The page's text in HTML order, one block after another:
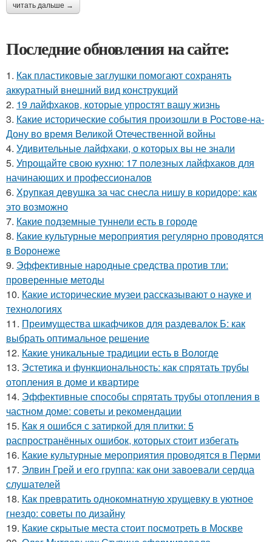
читать дальше →
Последние обновления на сайте:
1. Как пластиковые заглушки помогают сохранять
аккуратный внешний вид конструкций
2. 19 лайфхаков, которые упростят вашу жизнь
3. Какие исторические события произошли в Ростове-на-
Дону во время Великой Отечественной войны
4. Удивительные лайфхаки, о которых вы не знали
5. Упрощайте свою кухню: 17 полезных лайфхаков для
начинающих и профессионалов
6. Хрупкая девушка за час снесла нишу в коридоре: как
это возможно
7. Какие подземные туннели есть в городе
8. Какие культурные мероприятия регулярно проводятся
в Воронеже
9. Эффективные народные средства против тли:
проверенные методы
10. Какие исторические музеи рассказывают о науке и
технологиях
11. Преимущества шкафчиков для раздевалок Б: как
выбрать оптимальное решение
12. Какие уникальные традиции есть в Вологде
13. Эстетика и функциональность: как спрятать трубы
отопления в доме и квартире
14. Эффективные способы спрятать трубы отопления в
частном доме: советы и рекомендации
15. Как я ошибся с затиркой для плитки: 5
распространённых ошибок, которых стоит избегать
16. Какие культурные мероприятия проводятся в Перми
17. Элвин Грей и его группа: как они завоевали сердца
слушателей
18. Как превратить однокомнатную хрущевку в уютное
гнездо: советы по дизайну
19. Какие скрытые места стоит посмотреть в Москве